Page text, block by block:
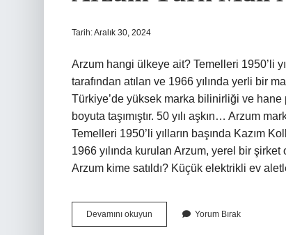
Tarih: Aralık 30, 2024
Arzum hangi ülkeye ait? Temelleri 1950’li
tarafından atılan ve 1966 yılında yerli bir
Türkiye’de yüksek marka bilinirliği ve hane
boyuta taşımıştır. 50 yılı aşkın… Arzum
Temelleri 1950’li yılların başında Kazım
1966 yılında kurulan Arzum, yerel bir
Arzum kime satıldı? Küçük elektrikli ev
Devamını okuyun
Türk
Yorum Bırak